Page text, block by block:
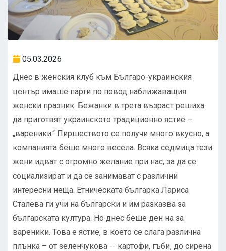
05.03.2026
Днес в женския клуб към Българо-украинския
център имаше парти по повод наближаващия
женски празник. Бежанки в трета възраст решиха
да приготвят украинското традиционно ястие –
„вареники.“ Пиршеството се получи много вкусно, а
компанията беше много весела. Всяка седмица тези
жени идват с огромно желание при нас, за да се
социализират и да се занимават с различни
интересни неща. Етническата българка Лариса
Сталева ги учи на български и им разказва за
българската култура. Но днес беше ден на за
вареники. Това е ястие, в което се слага различна
плънка – от зеленчукова -- картофи, гъби, до сирена